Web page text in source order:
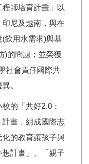
師培育計畫」以
尼及越南，與在
飲用水需求)與基
)的問題；並榮獲
社會責任國際共
。
的「共好2.0：
畫，組成國際志
的教育讓孩子與
計畫」、「親子